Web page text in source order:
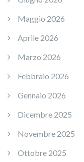
Maggio 2026
Aprile 2026
Marzo 2026
Febbraio 2026
Gennaio 2026
Dicembre 2025
Novembre 2025
Ottobre 2025